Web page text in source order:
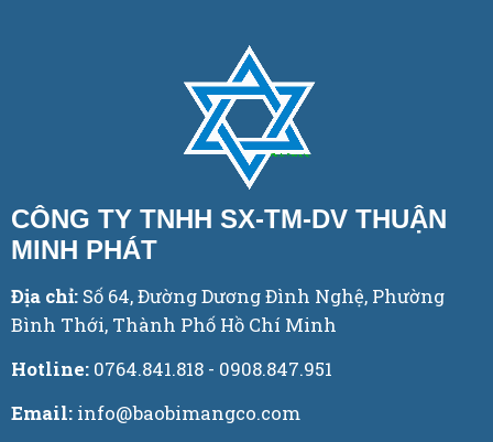
CÔNG TY TNHH SX-TM-DV THUẬN
MINH PHÁT
Địa chỉ: Số 64, Đường Dương Đình Nghệ, Phường
Bình Thới, Thành Phố Hồ Chí Minh
Hotline: 0764.841.818 - 0908.847.951
Email: info@baobimangco.com